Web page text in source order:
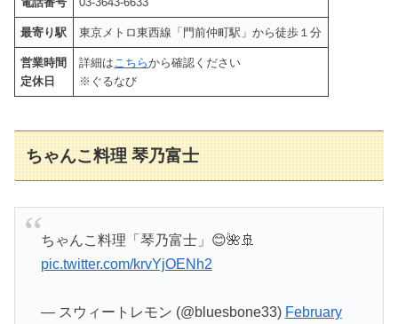
最寄り駅 東京メトロ東西線「門前仲町駅」から徒歩１分
営業時間
定休日
詳細は こちらから確認ください
※ぐるなび
ちゃんこ料理 琴乃富士
ちゃんこ料理「琴乃富士」😊🌺🚢
pic.twitter.com/krvYjOENh2
— スウィートレモン (@bluesbone33) February